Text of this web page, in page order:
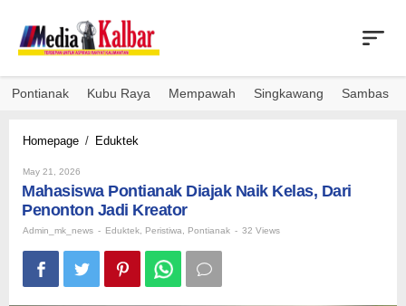
content
Pontianak Kubu Raya Mempawah Singkawang Sambas
Homepage / Eduktek
Naik
Kelas,
Penonton
Jadi
Kreator
May 21, 2026
Mahasiswa Pontianak Diajak Naik Kelas, Dari
Penonton Jadi Kreator
Admin_mk_news - Eduktek Peristiwa Pontianak - 32 Views